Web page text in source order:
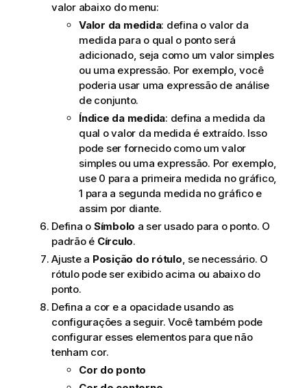
valor abaixo do menu:
Valor da medida: defina o valor da
medida para o qual o ponto será
adicionado, seja como um valor simples
ou uma expressão. Por exemplo, você
poderia usar uma expressão de análise
de conjunto.
Índice da medida: defina a medida da
qual o valor da medida é extraído. Isso
pode ser fornecido como um valor
simples ou uma expressão. Por exemplo,
use 0 para a primeira medida no gráfico,
1 para a segunda medida no gráfico e
assim por diante.
Defina o Símbolo a ser usado para o ponto. O
padrão é Círculo.
Ajuste a Posição do rótulo, se necessário. O
rótulo pode ser exibido acima ou abaixo do
ponto.
Defina a cor e a opacidade usando as
configurações a seguir. Você também pode
configurar esses elementos para que não
tenham cor.
Cor do ponto